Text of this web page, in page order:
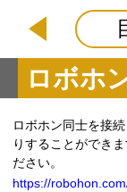
ロボホ
ロボホン同士を接
りすることができ
ださい。
https://